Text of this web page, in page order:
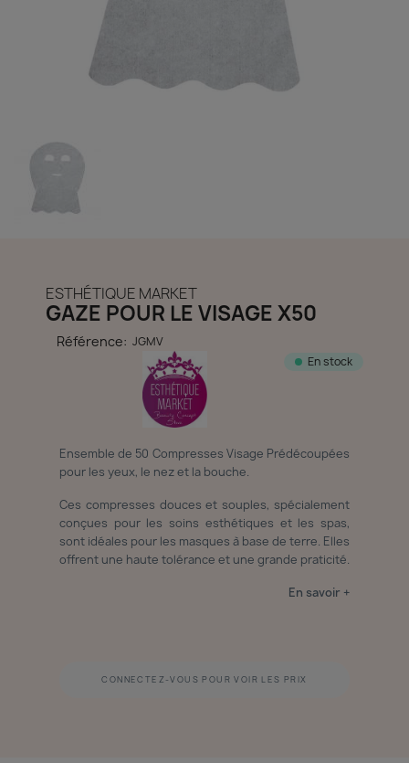
ESTHÉTIQUE MARKET
GAZE POUR LE VISAGE X50
Référence: JGMV
En stock
Ensemble de 50 Compresses Visage Prédécoupées
pour les yeux, le nez et la bouche.
Ces compresses douces et souples, spécialement
conçues pour les soins esthétiques et les spas,
sont idéales pour les masques à base de terre. Elles
offrent une haute tolérance et une grande praticité.
En savoir +
CONNECTEZ-VOUS POUR VOIR LES PRIX
découvrir notre boutique et laissez-nous vous
ACCÈS COMPTE